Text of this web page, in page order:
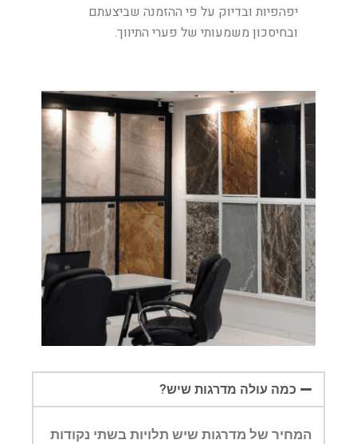
יפהפיות ובדיוק על פי ההזמנה שביצעתם
ובחיסכון משמעותי של פערי התיווך.
כמה עולה מדרגות שיש?
המחיר של מדרגות שיש תלויות בשתי נקודות